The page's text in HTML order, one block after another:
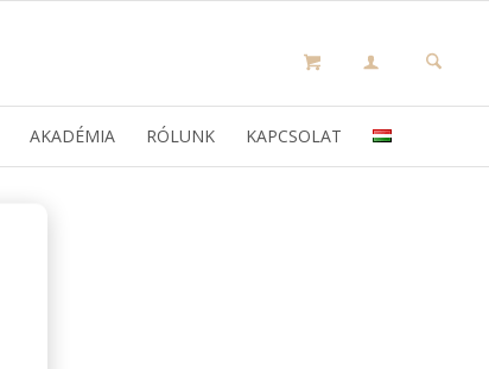
AKADÉMIA RÓLUNK KAPCSOLAT